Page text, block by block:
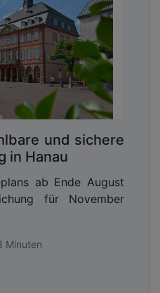
und sichere
in Hanau
ab Ende August
für November
Minuten